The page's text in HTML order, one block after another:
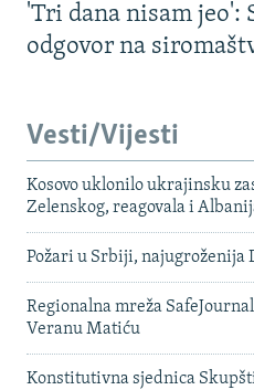
'Tri dana nisam jeo':
odgovor na
Vesti/Vijesti
Kosovo uklonilo ukrajinsku
Zelenskog, reagovala i
Požari u Srbiji, najugroženija
Regionalna mreža
Veranu Matiću
Konstitutivna sjednica